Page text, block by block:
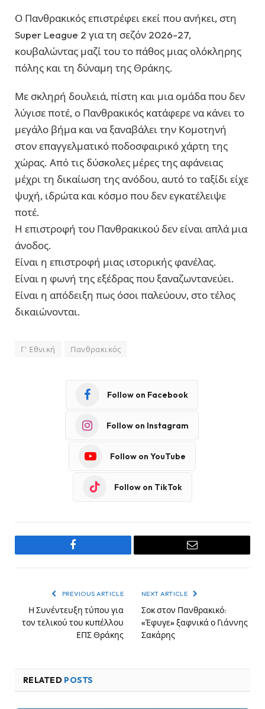
Ο Πανθρακικός επιστρέφει εκεί που ανήκει, στη
Super League 2 για τη σεζόν 2026-27,
κουβαλώντας μαζί του το πάθος μιας ολόκληρης
πόλης και τη δύναμη της Θράκης.
Με σκληρή δουλειά, πίστη και μια ομάδα που δεν
λύγισε ποτέ, ο Πανθρακικός κατάφερε να κάνει το
μεγάλο βήμα και να ξαναβάλει την Κομοτηνή
στον επαγγελματικό ποδοσφαιρικό χάρτη της
χώρας. Από τις δύσκολες μέρες της αφάνειας
μέχρι τη δικαίωση της ανόδου, αυτό το ταξίδι είχε
ψυχή, ιδρώτα και κόσμο που δεν εγκατέλειψε
ποτέ.
Η επιστροφή του Πανθρακικού δεν είναι απλά μια
άνοδος.
Είναι η επιστροφή μιας ιστορικής φανέλας.
Είναι η φωνή της εξέδρας που ξαναζωντανεύει.
Είναι η απόδειξη πως όσοι παλεύουν, στο τέλος
δικαιώνονται.
Γ' Εθνική Πανθρακικός
Follow on Facebook
Follow on Instagram
Follow on YouTube
Follow on TikTok
Facebook Email
PREVIOUS ARTICLE
Η Συνέντευξη τύπου για
τον τελικού του κυπέλλου
ΕΠΣ Θράκης
NEXT ARTICLE
Σοκ στον Πανθρακικό:
«Έφυγε» ξαφνικά ο Γιάννης
Σακάρης
RELATED POSTS